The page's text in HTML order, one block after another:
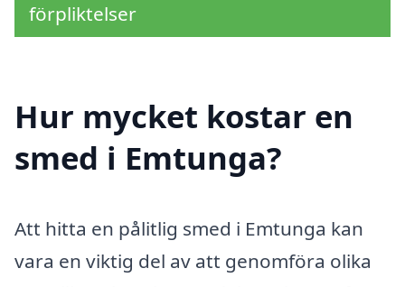
förpliktelser
Hur mycket kostar en
smed i Emtunga?
Att hitta en pålitlig smed i Emtunga kan
vara en viktig del av att genomföra olika